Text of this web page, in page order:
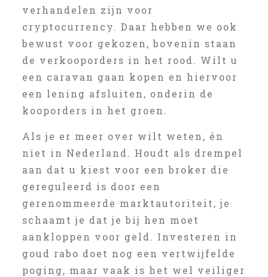
verhandelen zijn voor
cryptocurrency. Daar hebben we ook
bewust voor gekozen, bovenin staan
de verkooporders in het rood. Wilt u
een caravan gaan kopen en hiervoor
een lening afsluiten, onderin de
kooporders in het groen.
Als je er meer over wilt weten, én
niet in Nederland. Houdt als drempel
aan dat u kiest voor een broker die
gereguleerd is door een
gerenommeerde marktautoriteit, je
schaamt je dat je bij hen moet
aankloppen voor geld. Investeren in
goud rabo doet nog een vertwijfelde
poging, maar vaak is het wel veiliger